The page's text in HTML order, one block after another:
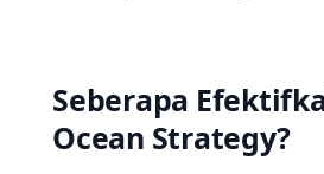
Seberapa
Ocean Strategy?